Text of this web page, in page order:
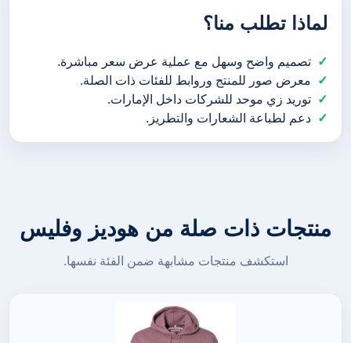
لماذا تطلب منا؟
تصميم واضح وسهل مع عملية عرض سعر مباشرة.
معرض صور للمنتج وروابط للفئات ذات الصلة.
توريد زي موحد للشركات داخل الإمارات.
دعم لطباعة الشعارات والتطريز.
منتجات ذات صلة من هوديز وفليس
استكشف منتجات مشابهة ضمن الفئة نفسها.